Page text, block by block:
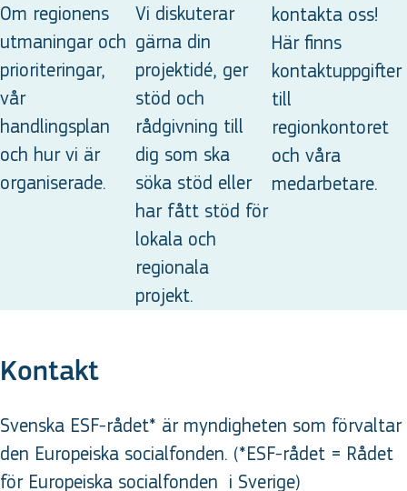
Om regionens
utmaningar och
prioriteringar,
vår
handlingsplan
och hur vi är
organiserade.
Vi diskuterar
gärna din
projektidé, ger
stöd och
rådgivning till
dig som ska
söka stöd eller
har fått stöd för
lokala och
regionala
projekt.
kontakta oss!
Här finns
kontaktuppgifter
till
regionkontoret
och våra
medarbetare.
Kontakt
Svenska ESF-rådet* är myndigheten som förvaltar
den Europeiska socialfonden. (*ESF-rådet = Rådet
för Europeiska socialfonden i Sverige)